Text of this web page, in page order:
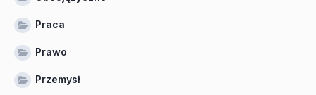
Praca
Prawo
Przemysł